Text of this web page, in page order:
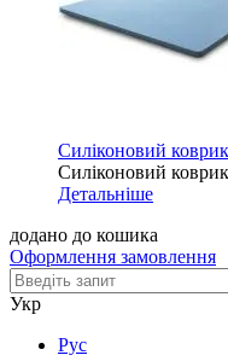
Силіконовий
Силіконовий
Детальніше
додано до кошика
Оформлення замовлення
Укр
Рус